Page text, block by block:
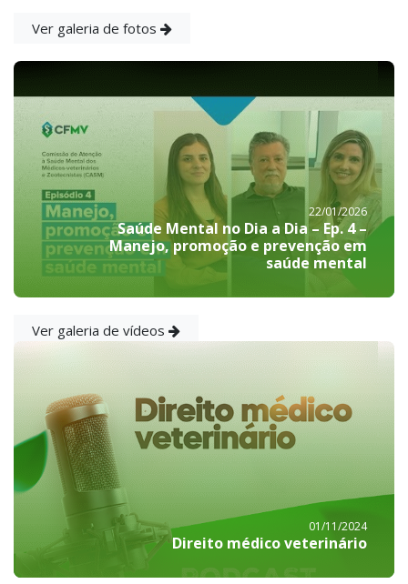
Ver galeria de fotos
22/01/2026
Saúde Mental no Dia a Dia – Ep. 4 –
Manejo, promoção e prevenção em
saúde mental
Ver galeria de vídeos
01/11/2024
Direito médico veterinário